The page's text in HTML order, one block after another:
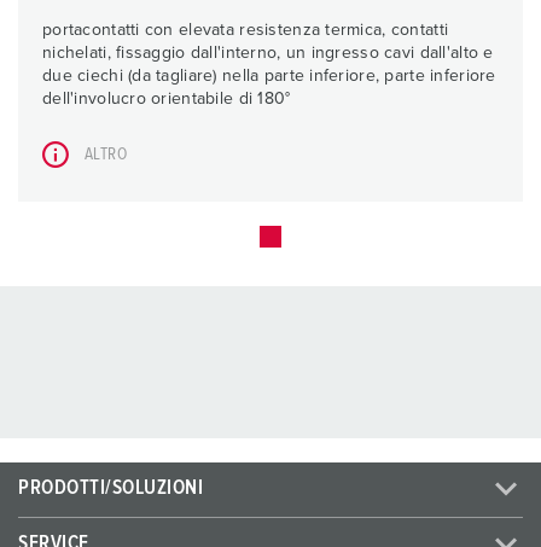
portacontatti con elevata resistenza termica, contatti
nichelati, fissaggio dall'interno, un ingresso cavi dall'alto e
due ciechi (da tagliare) nella parte inferiore, parte inferiore
dell'involucro orientabile di 180°
ALTRO
PRODOTTI/SOLUZIONI